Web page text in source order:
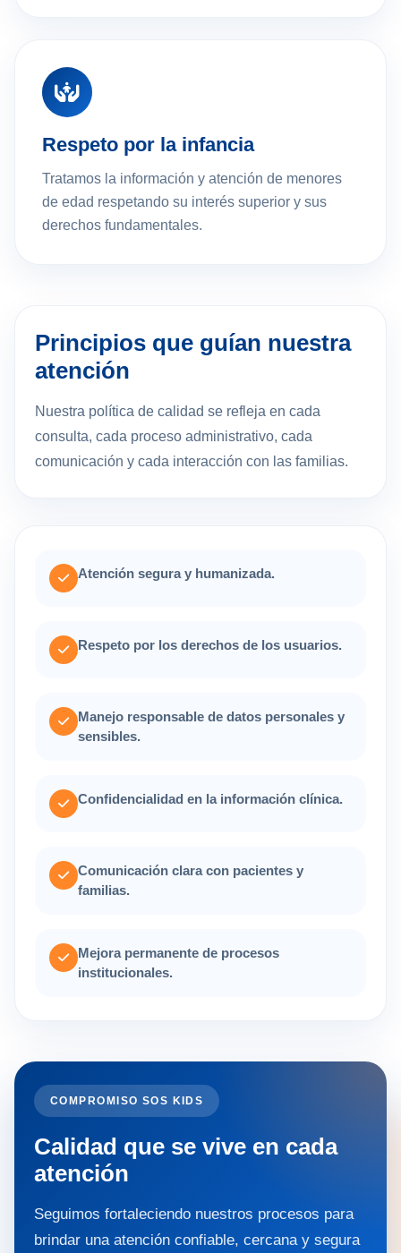
Respeto por la infancia
Tratamos la información y atención de menores
de edad respetando su interés superior y sus
derechos fundamentales.
Principios que guían nuestra
atención
Nuestra política de calidad se refleja en cada
consulta, cada proceso administrativo, cada
comunicación y cada interacción con las familias.
Atención segura y humanizada.
Respeto por los derechos de los usuarios.
Manejo responsable de datos personales y
sensibles.
Confidencialidad en la información clínica.
Comunicación clara con pacientes y
familias.
Mejora permanente de procesos
institucionales.
COMPROMISO SOS KIDS
Calidad que se vive en cada
atención
Seguimos fortaleciendo nuestros procesos para
brindar una atención confiable, cercana y segura